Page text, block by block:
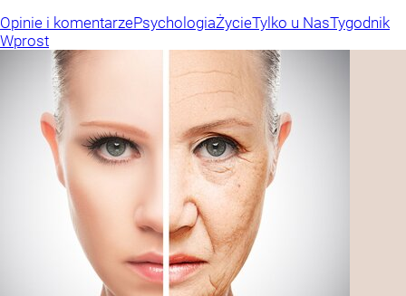
Opinie i komentarzePsychologiaŻycieTylko u NasTygodnik
Wprost